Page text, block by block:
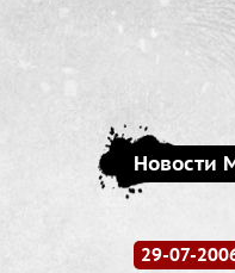
Новости
29-07-